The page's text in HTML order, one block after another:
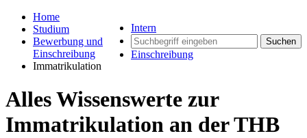
Intern
Suchen
Einschreibung
Home
Studium
Bewerbung und
Einschreibung
Immatrikulation
Alles Wissenswerte zur
Immatrikulation an der THB